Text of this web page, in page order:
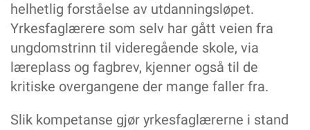
helhetlig forståelse av utdanningsløpet.
Yrkesfaglærere som selv har gått veien fra
ungdomstrinn til videregående skole, via
læreplass og fagbrev, kjenner også til de
kritiske overgangene der mange faller fra.
Slik kompetanse gjør yrkesfaglærerne i stand